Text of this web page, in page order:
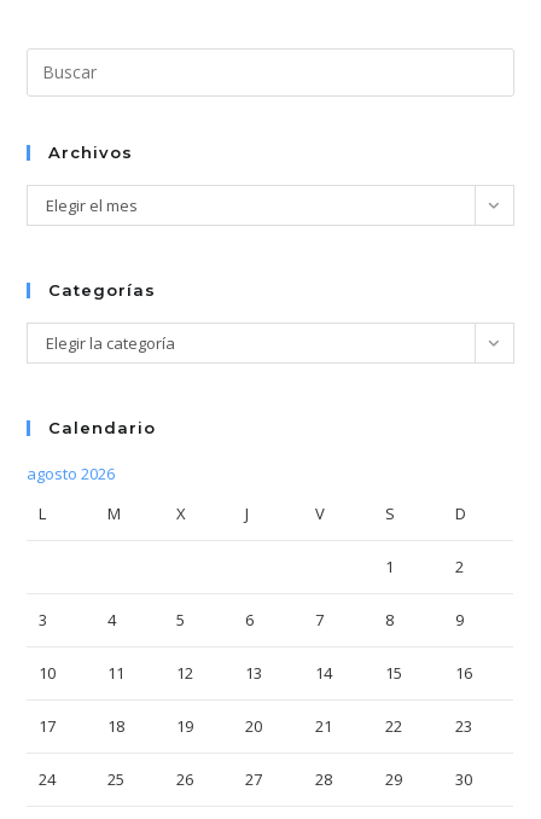
el
Archivos
Archivos
Elegir el mes
Categorías
Categorías
Elegir la categoría
Calendario
agosto 2026
L
M X J V S D
1 2
3 4 5 6 7 8 9
10 11 12 13 14 15 16
17 18 19 20 21 22 23
24 25 26 27 28 29 30